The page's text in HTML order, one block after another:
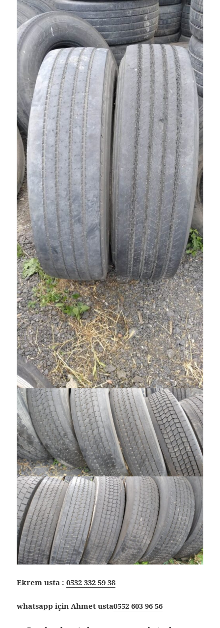
Ekrem usta :0532 332 59 38
whatsapp için Ahmet usta0552 603 96 56